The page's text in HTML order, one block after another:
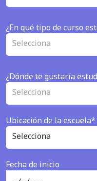
¿En qué tipo de curso
Selecciona
¿Dónde te gustaría
Selecciona
Ubicación de la escuela*
Selecciona
Fecha de inicio